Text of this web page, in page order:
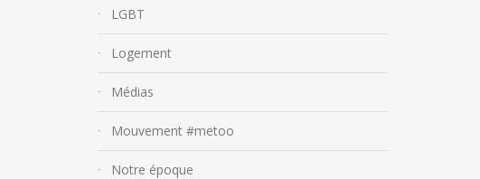
LGBT
Logement
Médias
Mouvement #metoo
Notre époque